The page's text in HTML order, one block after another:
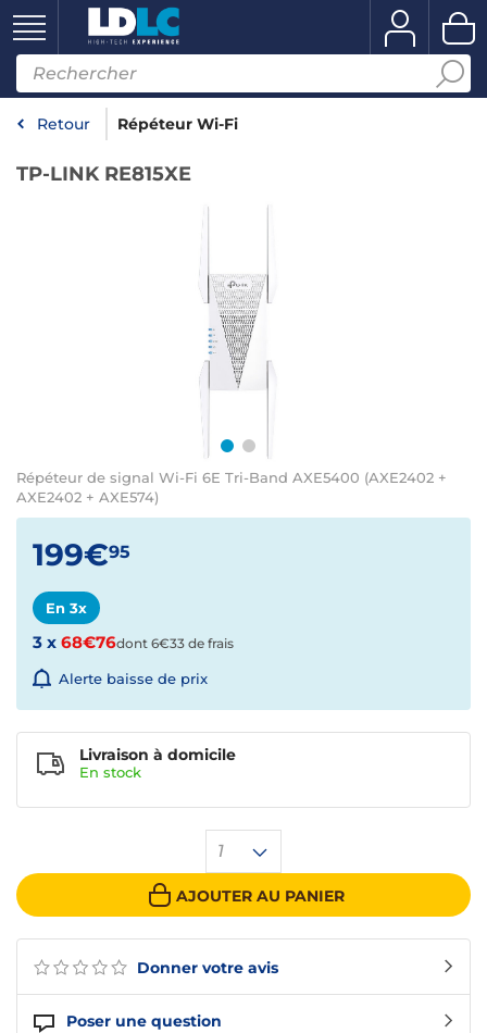
Retour Répéteur Wi-Fi
TP-LINK RE815XE
Répéteur de signal Wi-Fi 6E Tri-Band AXE5400 (AXE2402 +
AXE2402 + AXE574)
Donner votre avis
Poser une question
199€95
En 3x
3 x 68€76dont 6€33 de frais
Alerte baisse de prix
1
AJOUTER AU PANIER
Livraison à domicile
En stock